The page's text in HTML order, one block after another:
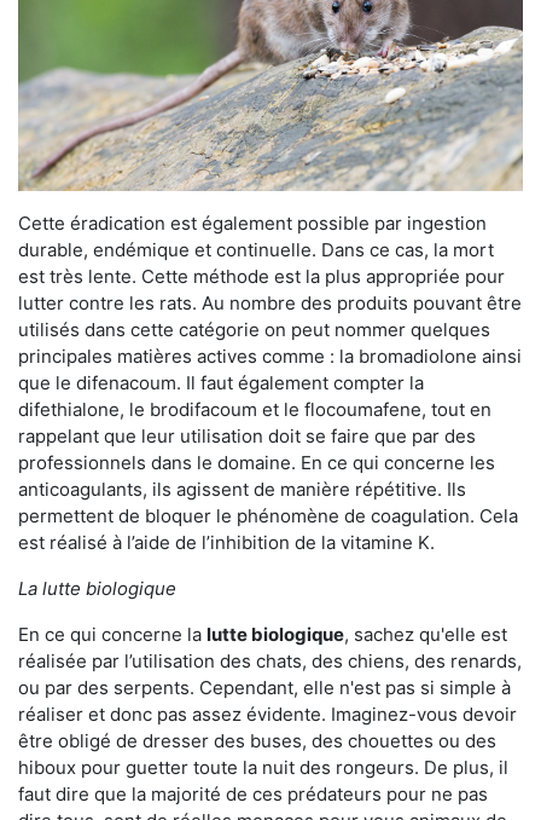
Cette éradication est également possible par ingestion
durable, endémique et continuelle. Dans ce cas, la mort
est très lente. Cette méthode est la plus appropriée pour
lutter contre les rats. Au nombre des produits pouvant être
utilisés dans cette catégorie on peut nommer quelques
principales matières actives comme : la bromadiolone ainsi
que le difenacoum. Il faut également compter la
difethialone, le brodifacoum et le flocoumafene, tout en
rappelant que leur utilisation doit se faire que par des
professionnels dans le domaine. En ce qui concerne les
anticoagulants, ils agissent de manière répétitive. Ils
permettent de bloquer le phénomène de coagulation. Cela
est réalisé à l’aide de l’inhibition de la vitamine K.
La lutte biologique
En ce qui concerne la lutte biologique, sachez qu'elle est
réalisée par l’utilisation des chats, des chiens, des renards,
ou par des serpents. Cependant, elle n'est pas si simple à
réaliser et donc pas assez évidente. Imaginez-vous devoir
être obligé de dresser des buses, des chouettes ou des
hiboux pour guetter toute la nuit des rongeurs. De plus, il
faut dire que la majorité de ces prédateurs pour ne pas